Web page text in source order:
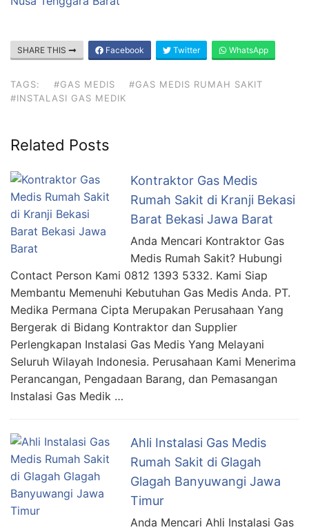
SHARE THIS Facebook Twitter WhatsApp
TAGS: #GAS MEDIS
#GAS MEDIS RUMAH SAKIT
#INSTALASI GAS MEDIK
Related Posts
Kontraktor Gas Medis
Rumah Sakit di Kranji Bekasi
Barat Bekasi Jawa Barat
Anda Mencari Kontraktor Gas
Medis Rumah Sakit? Hubungi
Contact Person Kami 0812 1393 5332. Kami Siap
Membantu Memenuhi Kebutuhan Gas Medis Anda. PT.
Medika Permana Cipta Merupakan Perusahaan Yang
Bergerak di Bidang Kontraktor dan Supplier
Perlengkapan Instalasi Gas Medis Yang Melayani
Seluruh Wilayah Indonesia. Perusahaan Kami Menerima
Perancangan, Pengadaan Barang, dan Pemasangan
Instalasi Gas Medik …
Ahli Instalasi Gas Medis
Rumah Sakit di Glagah
Glagah Banyuwangi Jawa
Timur
Anda Mencari Ahli Instalasi Gas